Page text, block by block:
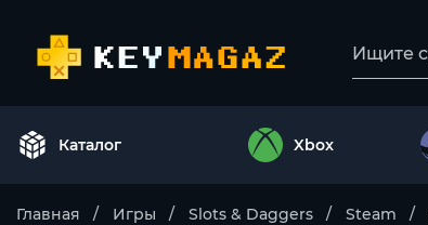
Каталог Xbox
Главная Игры Slots & Daggers Steam